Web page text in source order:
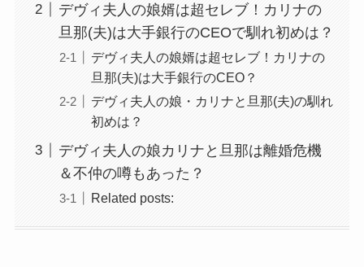
デヴィ夫人の娘婿は超セレブ！カリナの
旦那(夫)は大手銀行のCEOで馴れ初めは？
デヴィ夫人の娘婿は超セレブ！カリナの
旦那(夫)は大手銀行のCEO？
デヴィ夫人の娘・カリナと旦那(夫)の馴れ
初めは？
デヴィ夫人の娘カリナと旦那は離婚危機
＆不仲の噂もあった？
Related posts: